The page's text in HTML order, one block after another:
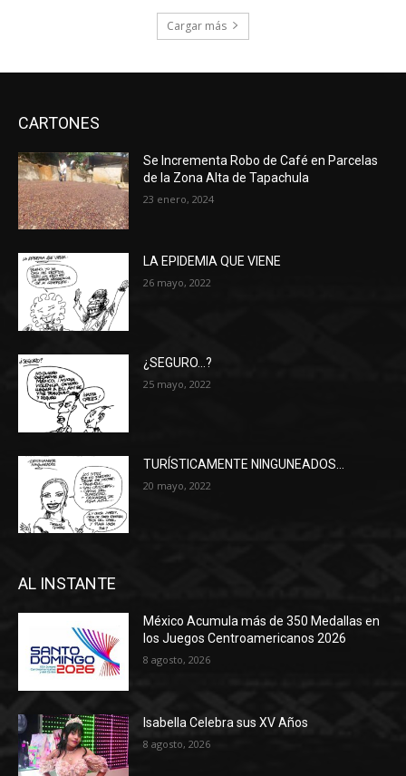
Cargar más
CARTONES
Se Incrementa Robo de Café en Parcelas
de la Zona Alta de Tapachula
23 enero, 2024
LA EPIDEMIA QUE VIENE
26 mayo, 2022
¿SEGURO…?
25 mayo, 2022
TURÍSTICAMENTE NINGUNEADOS…
20 mayo, 2022
AL INSTANTE
México Acumula más de 350 Medallas en
los Juegos Centroamericanos 2026
8 agosto, 2026
Isabella Celebra sus XV Años
8 agosto, 2026